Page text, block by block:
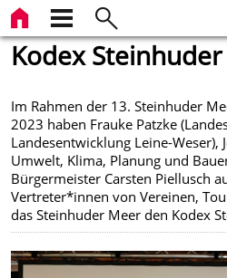
Kodex
Im Rahmen der 13. Steinhuder
2023 haben Frauke Patzke
Landesentwicklung Leine-Weser),
Umwelt, Klima, Planung und
Bürgermeister Carsten Piellusch
Vertreter*innen von Vereinen,
das Steinhuder Meer den Kodex